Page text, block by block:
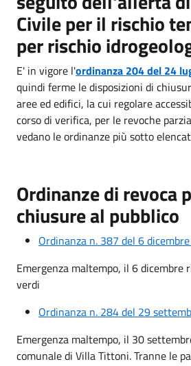
Civile per il rischio
per rischio
E' in vigore l'ordinanza 204 del 24
quindi ferme le disposizioni di
aree ed edifici, la cui regolare
corso di verifica, per le revoche
vedano le ordinanze più sotto
Ordinanze di revoca
chiusure al pubblico
Ordinanza n. 387 del 6
Emergenza maltempo, il 6 dicembre
verdi
Ordinanza n. 284 del 29
Emergenza maltempo, il 30
comunale di Villa Tittoni. Tranne le